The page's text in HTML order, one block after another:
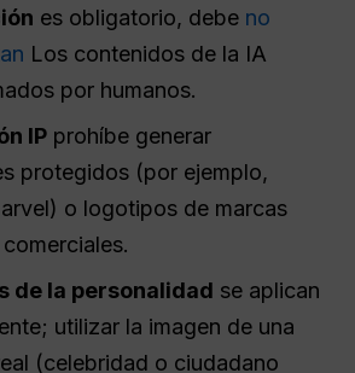
es obligatorio, debe no
Los contenidos de la IA
por humanos.
IP prohíbe generar
protegidos (por ejemplo,
o logotipos de marcas
de la personalidad se aplican
utilizar la imagen de una
(celebridad o ciudadano